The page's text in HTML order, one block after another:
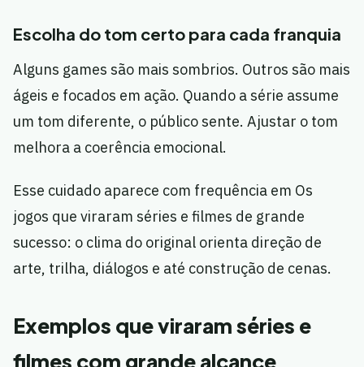
Escolha do tom certo para cada franquia
Alguns games são mais sombrios. Outros são mais
ágeis e focados em ação. Quando a série assume
um tom diferente, o público sente. Ajustar o tom
melhora a coerência emocional.
Esse cuidado aparece com frequência em Os
jogos que viraram séries e filmes de grande
sucesso: o clima do original orienta direção de
arte, trilha, diálogos e até construção de cenas.
Exemplos que viraram séries e
filmes com grande alcance